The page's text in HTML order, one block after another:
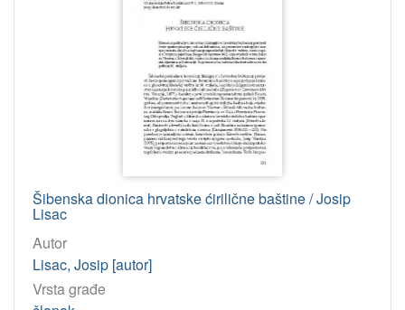
Šibenska dionica hrvatske ćirilične baštine / Josip
Lisac
Autor
Lisac, Josip [autor]
Vrsta građe